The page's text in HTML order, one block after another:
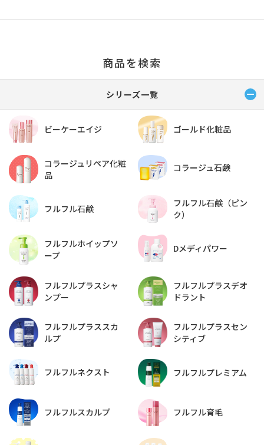
商品を検索
シリーズ一覧
ビーケーエイジ ゴールド化粧品
コラージュリペア化粧
品
コラージュ石鹸
フルフル石鹸
フルフル石鹸（ピン
ク）
フルフルホイップソ
ープ
Dメディパワー
フルフルプラスシャ
ンプー
フルフルプラスデオ
ドラント
フルフルプラススカ
ルプ
フルフルプラスセン
シティブ
フルフルネクスト フルフルプレミアム
フルフルスカルプ フルフル育毛